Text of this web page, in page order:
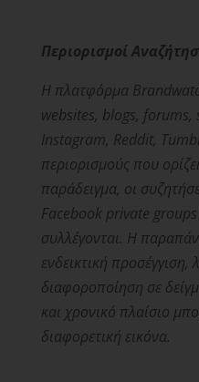
Περιορισμοί
Η πλατφόρμα
websites, blogs, forums,
Instagram, Reddit,
περιορισμούς που
παράδειγμα, οι
Facebook private
συλλέγονται. Η
ενδεικτική
διαφοροποίηση σε
και χρονικό πλαίσιο
διαφορετική εικόνα.